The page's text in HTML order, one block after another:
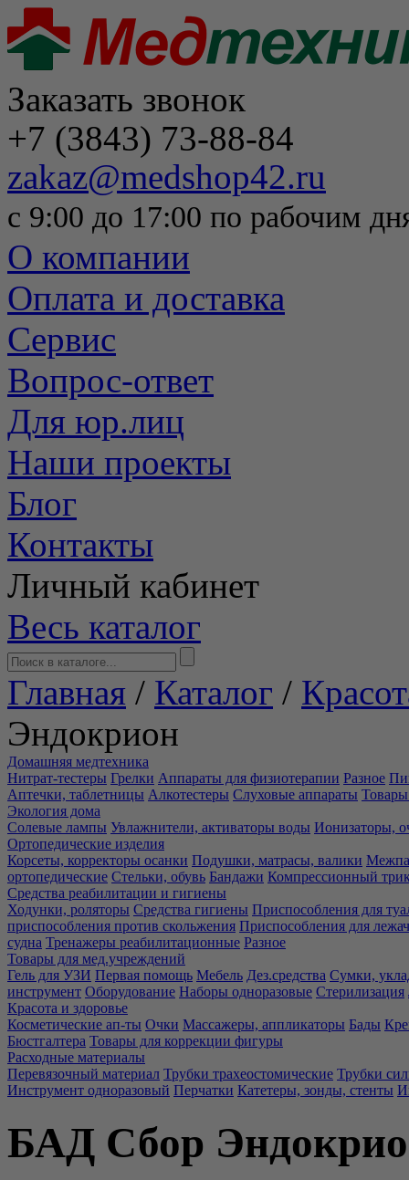
Заказать звонок
+7 (3843) 73-88-84
zakaz@medshop42.ru
с 9:00 до 17:00 по рабочим
О компании
Оплата и доставка
Сервис
Вопрос-ответ
Для юр.лиц
Наши проекты
Блог
Контакты
Личный кабинет
Весь каталог
Главная / Каталог /
Эндокрион
Домашняя медтехника
Нитрат-тестеры Грелки Аппараты для физиотерапии Разное
Аптечки, таблетницы Алкотестеры Слуховые аппараты Товары
Экология дома
Солевые лампы Увлажнители, активаторы воды Ионизаторы,
Ортопедические изделия
Корсеты, корректоры осанки Подушки, матрасы, валики
ортопедические Стельки, обувь Бандажи Компрессионный
Средства реабилитации и гигиены
Ходунки, роляторы Средства гигиены Приспособления для
приспособления против скольжения Приспособления для
судна Тренажеры реабилитационные Разное
Товары для мед.учреждений
Гель для УЗИ Первая помощь Мебель Дез.средства Сумки,
инструмент Оборудование Наборы одноразовые Стерилизация
Красота и здоровье
Косметические ап-ты Очки Массажеры, аппликаторы Бады
Бюстгалтера Товары для коррекции фигуры
Расходные материалы
Перевязочный материал Трубки трахеостомические Трубки
Инструмент одноразовый Перчатки Катетеры, зонды, стенты
БАД Сбор